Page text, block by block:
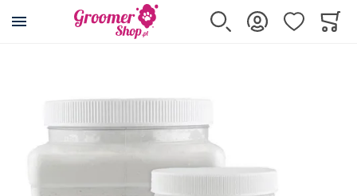
Przejdź na stronę główną
Szukaj Zaloguj sięUlubione